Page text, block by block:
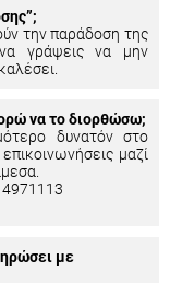
την παράδοση της
να γράψεις να μην
να το διορθώσω;
δυνατόν στο
μαζί
με